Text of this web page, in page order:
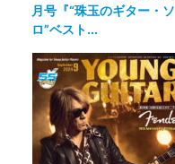
月号『“珠玉のギター・ソ
ロ”ベスト...